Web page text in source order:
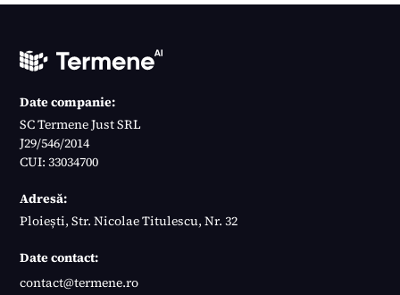
Date companie:
SC Termene Just SRL
J29/546/2014
CUI: 33034700
Adresă:
Ploiești, Str. Nicolae Titulescu, Nr. 32
Date contact:
contact@termene.ro